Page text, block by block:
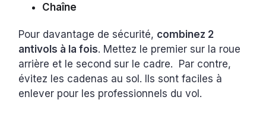
Chaîne
Pour davantage de sécurité, combinez 2
antivols à la fois. Mettez le premier sur la roue
arrière et le second sur le cadre. Par contre,
évitez les cadenas au sol. Ils sont faciles à
enlever pour les professionnels du vol.